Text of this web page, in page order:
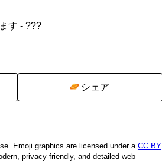
す - ???
シェア
Emoji graphics are licensed under aCC BY
privacy-friendly, and detailed web